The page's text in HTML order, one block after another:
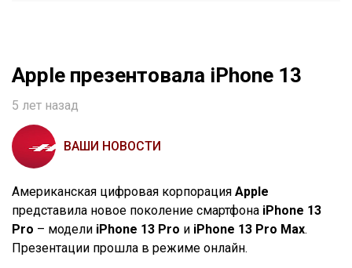
Apple презентовала iPhone 13
5 лет назад
ВАШИ НОВОСТИ
Американская цифровая корпорация Apple
представила новое поколение смартфона iPhone 13
Pro – модели iPhone 13 Pro и iPhone 13 Pro Max.
Презентации прошла в режиме онлайн.